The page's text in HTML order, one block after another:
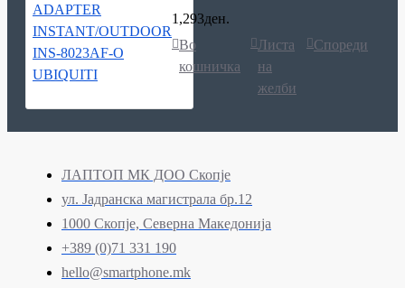
1,293ден.
Во
кошничка
Листа
на
желби
Спореди
ЛАПТОП МК ДОО Скопје
ул. Јадранска магистрала бр.12
1000 Скопје, Северна Македонија
+389 (0)71 331 190
hello@smartphone.mk